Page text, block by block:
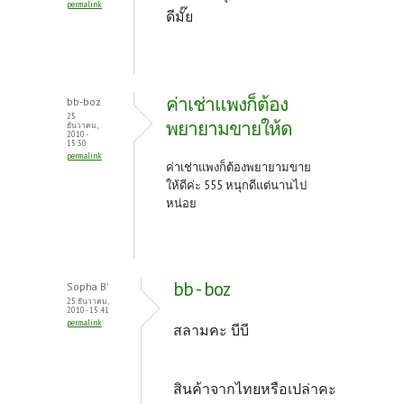
permalink
ดีมั๊ย
bb-boz
25
ธันวาคม,
2010 -
15:30
permalink
ค่าเช่าแพงก็ต้อง
พยายามขายให้ด
ค่าเช่าแพงก็ต้องพยายามขาย
ให้ดีค่ะ 555 หนุกดีแต่นานไป
หน่อย
Sopha B'
25 ธันวาคม,
2010 - 15:41
permalink
bb - boz
สลามคะ บีบี
สินค้าจากไทยหรือเปล่าคะ